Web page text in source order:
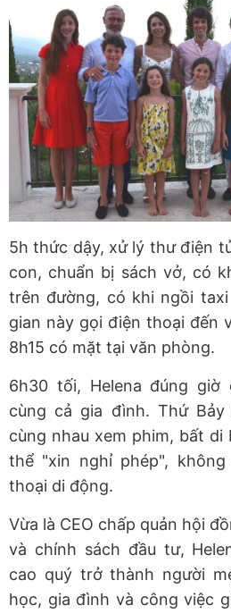
5h thức dậy, xử lý thư điện
con, chuẩn bị sách vở, có
trên đường, có khi ngồi
gian này gọi điện thoại đến
8h15 có mặt tại văn phòng.
6h30 tối, Helena đúng
cùng cả gia đình. Thứ
cùng nhau xem phim, bất
thể "xin nghỉ phép",
thoại di động.
Vừa là CEO chấp quản hội
và chính sách đầu tư,
cao quý trở thành người
học, gia đình và công việc